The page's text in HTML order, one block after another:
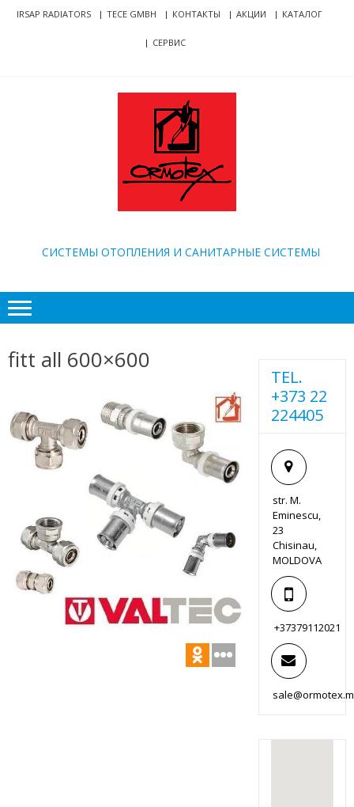
Skip
SkipIRSAP RADIATORS TECE GMBH КОНТАКТЫ АКЦИИ КАТАЛОГ
СЕРВИС
CИСТЕМЫ ОТОПЛЕНИЯ И САНИТАРНЫЕ СИСТЕМЫ
fitt all 600×600
TEL.
+373 22
224405
str. M.
Eminescu,
23
Chisinau,
MOLDOVA
+37379112021